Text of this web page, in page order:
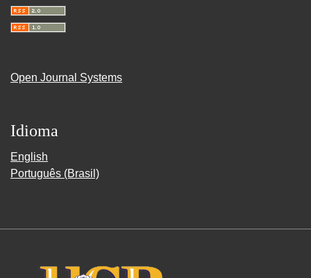
Open Journal Systems
Idioma
English
Português (Brasil)